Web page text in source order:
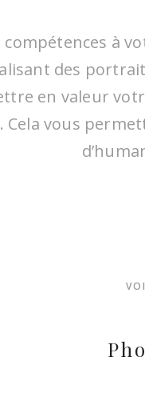
compétences à
des
en valeur
Cela vous
a su me
sentie plus à
et
est souvent